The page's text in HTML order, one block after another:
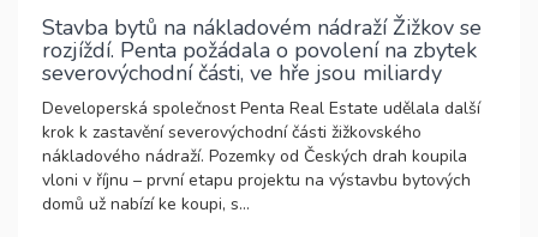
Stavba bytů na nákladovém nádraží Žižkov se
rozjíždí. Penta požádala o povolení na zbytek
severovýchodní části, ve hře jsou miliardy
Developerská společnost Penta Real Estate udělala další
krok k zastavění severovýchodní části žižkovského
nákladového nádraží. Pozemky od Českých drah koupila
vloni v říjnu – první etapu projektu na výstavbu bytových
domů už nabízí ke koupi, s...